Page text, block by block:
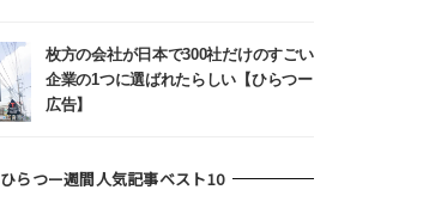
枚方の会社が日本で300社だけのすごい
企業の1つに選ばれたらしい【ひらつー
広告】
ひらつー週間人気記事ベスト10